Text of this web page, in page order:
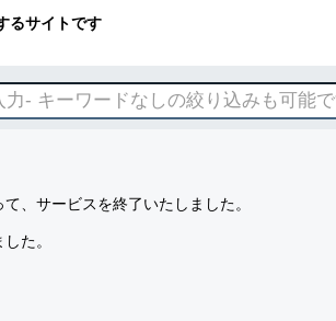
るサイトです
、サービスを終了いたしました。
た。